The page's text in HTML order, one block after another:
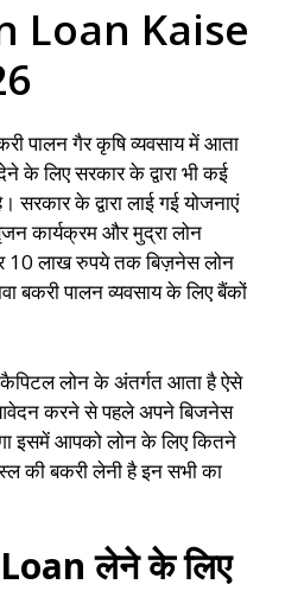
Loan Kaise
पालन गैर कृषि व्यवसाय में आता
के लिए सरकार के द्वारा भी कई
सरकार के द्वारा लाई गई योजनाएं
कार्यक्रम और मुद्रा लोन
10 लाख रुपये तक बिज़नेस लोन
बकरी पालन व्यवसाय के लिए बैंकों
कैपिटल लोन के अंतर्गत आता है ऐसे
करने से पहले अपने बिजनेस
इसमें आपको लोन के लिए कितने
की बकरी लेनी है इन सभी का
लेने के लिए